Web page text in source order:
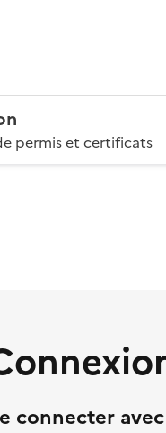
permis et certificats
connecter